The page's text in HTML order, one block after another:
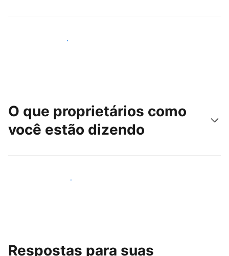
Alcançar novos hóspedes
O que proprietários como
você estão dizendo
Junte-se a outros anfitriões
Respostas para suas